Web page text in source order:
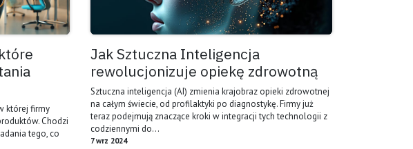
której firmy
Chodzi
tego, co
Jak Sztuczna Inteligencja
rewolucjonizuje opiekę zdrowotną
Sztuczna inteligencja (AI) zmienia krajobraz opieki zdrowotnej
na całym świecie, od profilaktyki po diagnostykę. Firmy już
teraz podejmują znaczące kroki w integracji tych technologii z
codziennymi do...
7 wrz 2024